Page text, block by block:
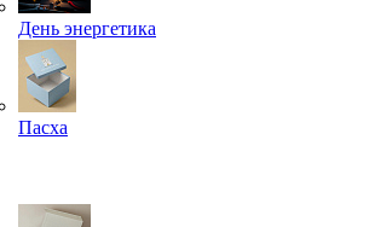
День энергетика
Пасха